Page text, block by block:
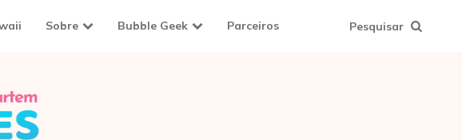
Sobre Bubble Geek Parceiros Pesquisar